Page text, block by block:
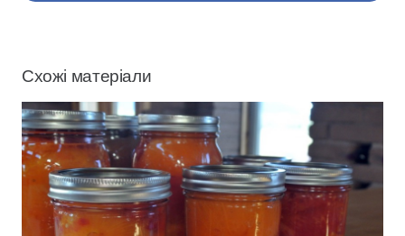
Схожі матеріали